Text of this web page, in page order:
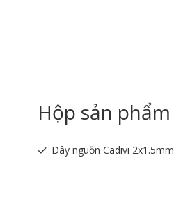
Hộp sản phẩm
Dây nguồn Cadivi 2x1.5mm